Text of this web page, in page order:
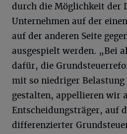
durch die Möglichkeit der
Unternehmen auf der
auf der anderen Seite
ausgespielt werden. „Bei
dafür, die
mit so niedriger
gestalten, appellieren wir
Entscheidungsträger, auf
differenzierter